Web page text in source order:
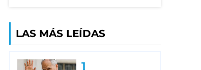
LAS MÁS LEÍDAS